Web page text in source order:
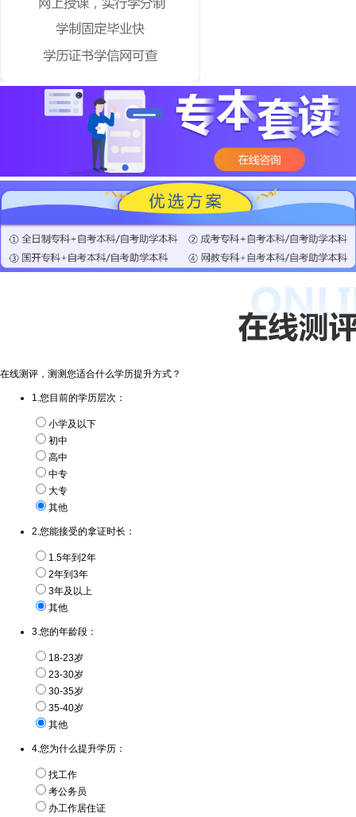
在线测评，测测您适合什么学历提升方式？
1.您目前的学历层次：
小学及以下
初中
高中
中专
大专
其他
2.您能接受的拿证时长：
1.5年到2年
2年到3年
3年及以上
其他
3.您的年龄段：
18-23岁
23-30岁
30-35岁
35-40岁
其他
4.您为什么提升学历：
找工作
考公务员
办工作居住证